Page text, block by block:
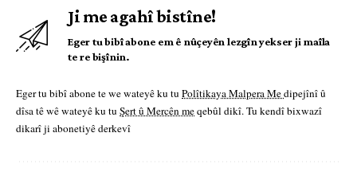
Ji me agahî bistîne!
Eger tu bibî abone em ê nûçeyên lezgîn yekser ji maîla
te re bişînin.
Eger tu bibî abone te we wateyê ku tu Polîtikaya Malpera Medipejînî û
dîsa tê wê wateyê ku tu Şert û Mercên meqebûl dikî. Tu kendî bixwazî
dikarî ji abonetiyê derkevî